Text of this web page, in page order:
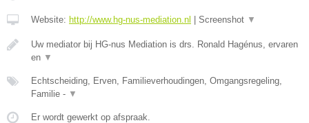
Website: http://www.hg-nus-mediation.nl Screenshot ▼
Uw mediator bij HG-nus Mediation is drs. Ronald Hagénus, ervaren
en ▼
Echtscheiding, Erven, Familieverhoudingen, Omgangsregeling,
Familie - ▼
Er wordt gewerkt op afspraak.